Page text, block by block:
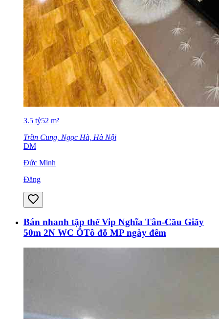
3.5 tỷ52 m²
Trần Cung, Ngọc Hà, Hà Nội
ĐM
Đức Minh
Đăng
Bán nhanh tập thể Vip Nghĩa Tân-Cầu Giấy
50m 2N WC ÔTô đỗ MP ngày đêm